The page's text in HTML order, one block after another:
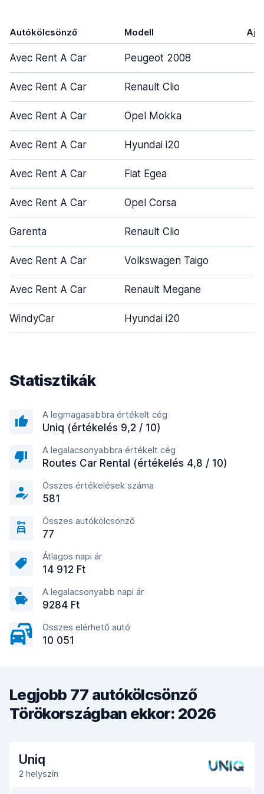
Autókölcsönző Modell
Avec Rent A Car Peugeot 2008
Avec Rent A Car Renault Clio
Avec Rent A Car Opel Mokka
Avec Rent A Car Hyundai i20
Avec Rent A Car Fiat Egea
Avec Rent A Car Opel Corsa
Garenta Renault Clio
Avec Rent A Car Volkswagen Taigo
Avec Rent A Car Renault Megane
WindyCar Hyundai i20
Statisztikák
A legmagasabbra értékelt cég
Uniq (értékelés 9,2 / 10)
A legalacsonyabbra értékelt cég
Routes Car Rental (értékelés 4,8 / 10)
Összes értékelések száma
581
Összes autókölcsönző
77
Átlagos napi ár
14 912 Ft
A legalacsonyabb napi ár
9284 Ft
Összes elérhető autó
10 051
Legjobb 77 autókölcsönző
Törökországban ekkor: 2026
Uniq
2 helyszín